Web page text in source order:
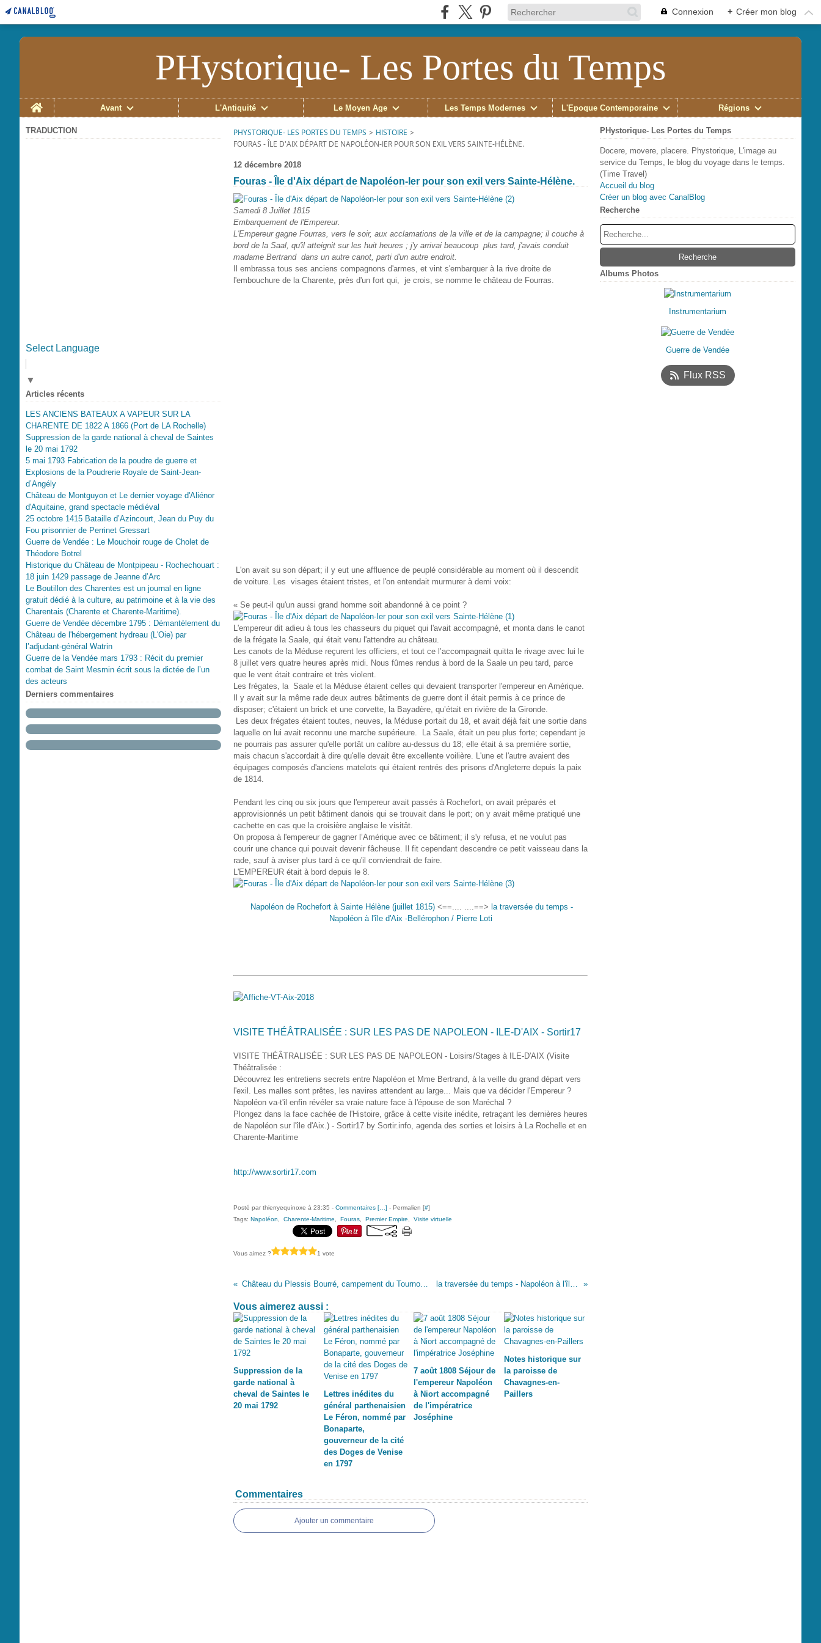
Connexion + Créer mon blog
PHystorique- Les Portes du Temps
Home
Avant L'Antiquité Le Moyen Âge Les Temps Modernes L'Époque Contemporaine Régions
TRADUCTION
Select Language
▼
Articles récents
LES ANCIENS BATEAUX A VAPEUR SUR LA
CHARENTE DE 1822 A 1866 (Port de LA Rochelle)
Suppression de la garde national à cheval de Saintes
le 20 mai 1792
5 mai 1793 Fabrication de la poudre de guerre et
Explosions de la Poudrerie Royale de Saint-Jean-
d’Angély
Château de Montguyon et Le dernier voyage d'Aliénor
d'Aquitaine, grand spectacle médiéval
25 octobre 1415 Bataille d’Azincourt, Jean du Puy du
Fou prisonnier de Perrinet Gressart
Guerre de Vendée : Le Mouchoir rouge de Cholet de
Théodore Botrel
Historique du Château de Montpipeau - Rochechouart :
18 juin 1429 passage de Jeanne d’Arc
Le Boutillon des Charentes est un journal en ligne
gratuit dédié à la culture, au patrimoine et à la vie des
Charentais (Charente et Charente-Maritime).
Guerre de Vendée décembre 1795 : Démantèlement du
Château de l'hébergement hydreau (L'Oie) par
l’adjudant-général Watrin
Guerre de la Vendée mars 1793 : Récit du premier
combat de Saint Mesmin écrit sous la dictée de l’un
des acteurs
Derniers commentaires
PHYSTORIQUE- LES PORTES DU TEMPS > HISTOIRE >
FOURAS - ÎLE D'AIX DÉPART DE NAPOLÉON-IER POUR SON EXIL VERS SAINTE-HÉLÈNE.
12 décembre 2018
Fouras - Île d'Aix départ de Napoléon-Ier pour son exil vers Sainte-Hélène.
Samedi 8 Juillet 1815
Embarquement de l'Empereur.
L'Empereur gagne Fourras, vers le soir, aux acclamations de la ville et de la campagne; il couche à
bord de la Saal, qu'il atteignit sur les huit heures ; j'y arrivai beaucoup plus tard, j'avais conduit
madame Bertrand dans un autre canot, parti d'un autre endroit.
Il embrassa tous ses anciens compagnons d'armes, et vint s'embarquer à la rive droite de
l'embouchure de la Charente, près d'un fort qui, je crois, se nomme le château de Fourras.
L'on avait su son départ; il y eut une affluence de peuplé considérable au moment où il descendit
de voiture. Les visages étaient tristes, et l'on entendait murmurer à demi voix:
« Se peut-il qu'un aussi grand homme soit abandonné à ce point ?
L'empereur dit adieu à tous les chasseurs du piquet qui l'avait accompagné, et monta dans le canot
de la frégate la Saale, qui était venu l'attendre au château.
Les canots de la Méduse reçurent les officiers, et tout ce l’accompagnait quitta le rivage avec lui le
8 juillet vers quatre heures après midi. Nous fûmes rendus à bord de la Saale un peu tard, parce
que le vent était contraire et très violent.
Les frégates, la Saale et la Méduse étaient celles qui devaient transporter l'empereur en Amérique.
Il y avait sur la même rade deux autres bâtiments de guerre dont il était permis à ce prince de
disposer; c'étaient un brick et une corvette, la Bayadère, qu’était en rivière de la Gironde.
Les deux frégates étaient toutes, neuves, la Méduse portait du 18, et avait déjà fait une sortie dans
laquelle on lui avait reconnu une marche supérieure. La Saale, était un peu plus forte; cependant je
ne pourrais pas assurer qu'elle portât un calibre au-dessus du 18; elle était à sa première sortie,
mais chacun s'accordait à dire qu'elle devait être excellente voilière. L'une et l'autre avaient des
équipages composés d'anciens matelots qui étaient rentrés des prisons d'Angleterre depuis la paix
de 1814.
Pendant les cinq ou six jours que l'empereur avait passés à Rochefort, on avait préparés et
approvisionnés un petit bâtiment danois qui se trouvait dans le port; on y avait même pratiqué une
cachette en cas que la croisière anglaise le visitât.
On proposa à l'empereur de gagner l’Amérique avec ce bâtiment; il s'y refusa, et ne voulut pas
courir une chance qui pouvait devenir fâcheuse. Il fit cependant descendre ce petit vaisseau dans la
rade, sauf à aviser plus tard à ce qu'il conviendrait de faire.
L'EMPEREUR était à bord depuis le 8.
Napoléon de Rochefort à Sainte Hélène (juillet 1815) <==.... ....==> la traversée du temps -
Napoléon à l'île d'Aix -Bellérophon / Pierre Loti
VISITE THÉÂTRALISÉE : SUR LES PAS DE NAPOLEON - ILE-D'AIX - Sortir17
VISITE THÉÂTRALISÉE : SUR LES PAS DE NAPOLEON - Loisirs/Stages à ILE-D'AIX (Visite
Théâtralisée :
Découvrez les entretiens secrets entre Napoléon et Mme Bertrand, à la veille du grand départ vers
l'exil. Les malles sont prêtes, les navires attendent au large... Mais que va décider l'Empereur ?
Napoléon va-t'il enfin révéler sa vraie nature face à l'épouse de son Maréchal ?
Plongez dans la face cachée de l'Histoire, grâce à cette visite inédite, retraçant les dernières heures
de Napoléon sur l'île d'Aix.) - Sortir17 by Sortir.info, agenda des sorties et loisirs à La Rochelle et en
Charente-Maritime
http://www.sortir17.com
Posté par thierryequinoxe à 23:35 - Commentaires [ ] - Permalien [#]
Tags: Napoléon Charente-Maritime Fouras Premier Empire Visite virtuelle
Vous aimez ? 1 vote
Château du Plessis Bourré, campement du Tournoi de l'Ordre Saint Michel (Visite Virtuelle) la traversée du temps - Napoléon à l'île d'Aix -Bellérophon / Pierre Loti
Vous aimerez aussi :
Suppression de la
garde national à
cheval de Saintes le
20 mai 1792
Lettres inédites du
général parthenaisien
Le Féron, nommé par
Bonaparte,
gouverneur de la cité
des Doges de Venise
en 1797
7 août 1808 Séjour de
l'empereur Napoléon
à Niort accompagné
de l'impératrice
Joséphine
Notes historique sur
la paroisse de
Chavagnes-en-
Paillers
Commentaires
Ajouter un commentaire
PHystorique- Les Portes du Temps
Docere, movere, placere. Phystorique, L'image au
service du Temps, le blog du voyage dans le temps.
(Time Travel)
Accueil du blog
Créer un blog avec CanalBlog
Recherche
Albums Photos
Instrumentarium
Guerre de Vendée
Flux RSS